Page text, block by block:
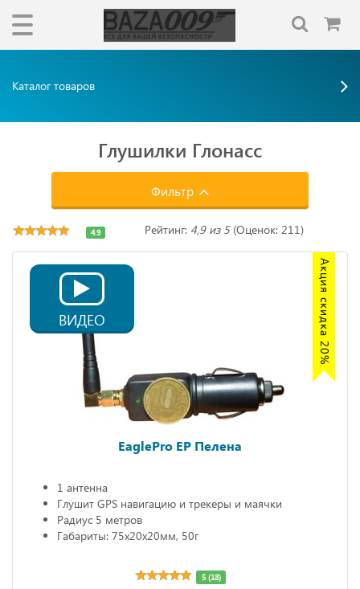
Каталог товаров
Глушилки Глонасс
Фильтр
Акция скидка 20%
ВИДЕО
EaglePro EP Пелена
1 антенна
Глушит GPS навигацию и трекеры и маячки
Радиус 5 метров
Габариты: 75х20х20мм, 50г
5 (18)
4.9 Рейтинг: 4,9 из 5(Оценок: 211)